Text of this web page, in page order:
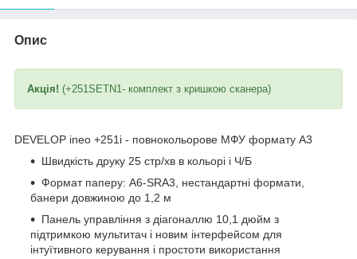
Опис
Акція! (+251SETN1- комплект з кришкою сканера)
DEVELOP ineo +251i - повнокольорове МФУ формату А3
Швидкість друку 25 стр/хв в кольорі і Ч/Б
Формат паперу: A6-SRA3, нестандартні формати,
банери довжиною до 1,2 м
Панель управління з діагоналлю 10,1 дюйм з
підтримкою мультитач і новим інтерфейсом для
інтуїтивного керування і простоти використання